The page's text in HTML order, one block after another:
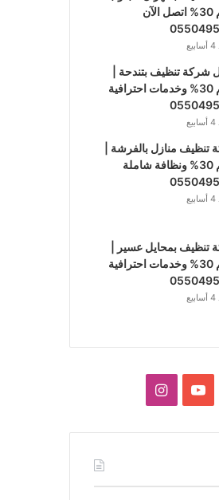
خصم 30% اتصل الآن
شركة تنظيف بتندحة |
خصم 30% وخدمات احترافية
تنظيف منازل بالفرشة |
خصم 30% ونظافة شاملة
تنظيف بمحايل عسير |
خصم 30% وخدمات احترافية
يوتيوبانستقرام